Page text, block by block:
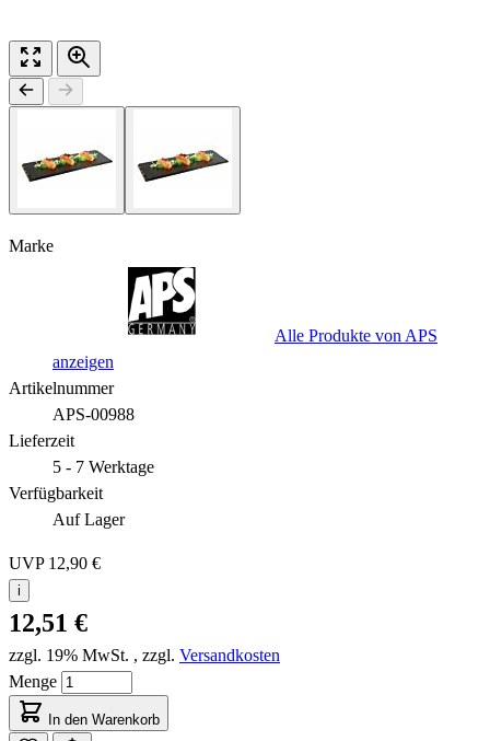
Marke
Alle Produkte von APS
anzeigen
Artikelnummer
APS-00988
Lieferzeit
5 - 7 Werktage
Verfügbarkeit
Auf Lager
UVP 12,90 €
i
12,51 €
zzgl. 19% MwSt. , zzgl. Versandkosten
Menge
In den Warenkorb